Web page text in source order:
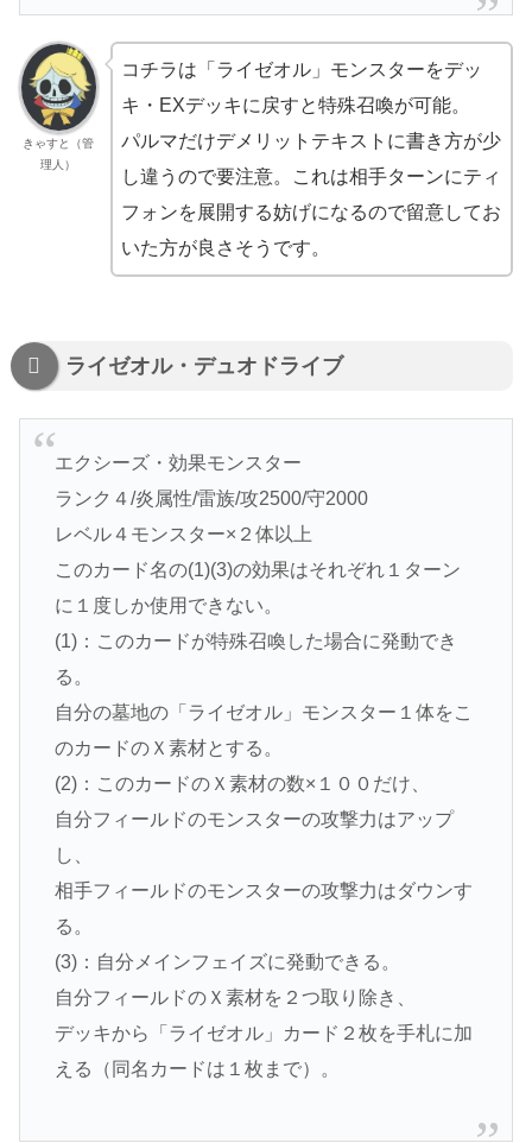
きゃすと（管
理人）
コチラは「ライゼオル」モンスターをデッ
キ・EXデッキに戻すと特殊召喚が可能。
パルマだけデメリットテキストに書き方が少
し違うので要注意。これは相手ターンにティ
フォンを展開する妨げになるので留意してお
いた方が良さそうです。
ライゼオル・デュオドライブ
エクシーズ・効果モンスター
ランク４/炎属性/雷族/攻2500/守2000
レベル４モンスター×２体以上
このカード名の(1)(3)の効果はそれぞれ１ターン
に１度しか使用できない。
(1)：このカードが特殊召喚した場合に発動でき
る。
自分の墓地の「ライゼオル」モンスター１体をこ
のカードのＸ素材とする。
(2)：このカードのＸ素材の数×１００だけ、
自分フィールドのモンスターの攻撃力はアップ
し、
相手フィールドのモンスターの攻撃力はダウンす
る。
(3)：自分メインフェイズに発動できる。
自分フィールドのＸ素材を２つ取り除き、
デッキから「ライゼオル」カード２枚を手札に加
える（同名カードは１枚まで）。